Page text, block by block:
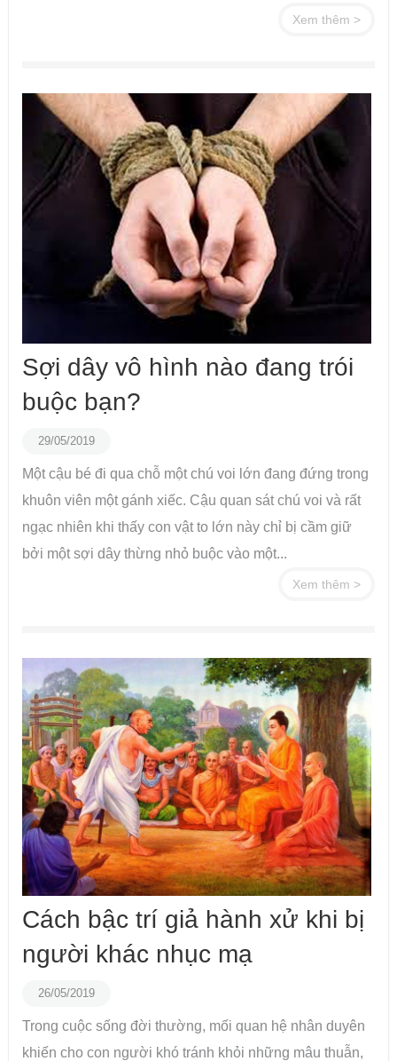
Xem thêm >
Sợi dây vô hình nào đang trói
buộc bạn?
29/05/2019
Một cậu bé đi qua chỗ một chú voi lớn đang đứng trong
khuôn viên một gánh xiếc. Cậu quan sát chú voi và rất
ngạc nhiên khi thấy con vật to lớn này chỉ bị cầm giữ
bởi một sợi dây thừng nhỏ buộc vào một...
Xem thêm >
Cách bậc trí giả hành xử khi bị
người khác nhục mạ
26/05/2019
Trong cuộc sống đời thường, mối quan hệ nhân duyên
khiến cho con người khó tránh khỏi những mâu thuẫn,